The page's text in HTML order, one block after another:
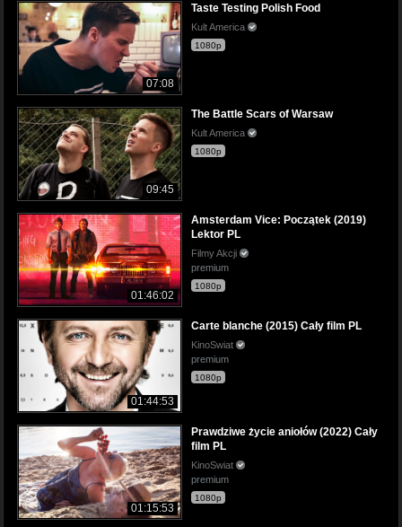
07:08
Taste Testing Polish Food
Kult America
1080p
09:45
The Battle Scars of Warsaw
Kult America
1080p
01:46:02
Amsterdam Vice: Początek (2019)
Lektor PL
Filmy Akcji
premium
1080p
01:44:53
Carte blanche (2015) Cały film PL
KinoSwiat
premium
1080p
01:15:53
Prawdziwe życie aniołów (2022) Cały
film PL
KinoSwiat
premium
1080p